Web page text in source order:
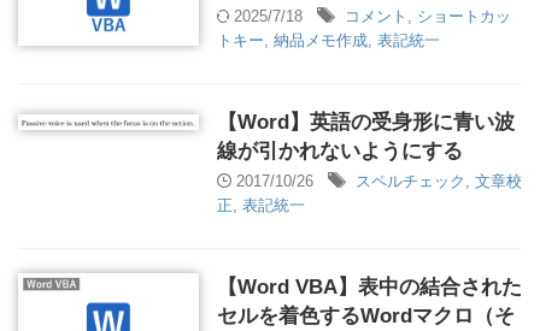
2025/7/18 コメント , ショートカッ
トキー, 納品メモ作成, 表記統一
【Word】英語の受身形に青い波
線が引かれないようにする
2017/10/26 スペルチェック , 文章校
正, 表記統一
【Word VBA】表中の結合された
セルを着色するWordマクロ（そ